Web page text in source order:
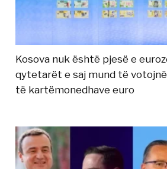
Kosova nuk është pjesë e
qytetarët e saj mund të
të kartëmonedhave euro